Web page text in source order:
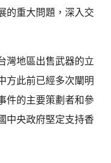
的重大問題，深入交
灣地區出售武器的立
方此前已經多次闡明
件的主要策劃者和參
中央政府堅定支持香